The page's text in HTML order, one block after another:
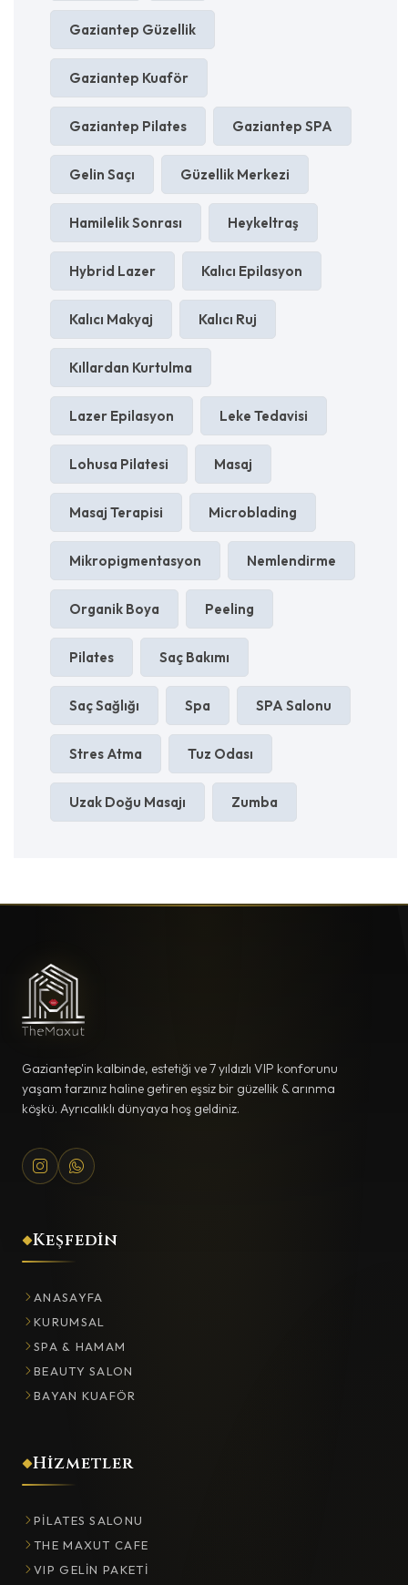
Gaziantep Güzellik
Gaziantep Kuaför
Gaziantep Pilates Gaziantep SPA
Gelin Saçı Güzellik Merkezi
Hamilelik Sonrası Heykeltraş
Hybrid Lazer Kalıcı Epilasyon
Kalıcı Makyaj Kalıcı Ruj
Kıllardan Kurtulma
Lazer Epilasyon Leke Tedavisi
Lohusa Pilatesi Masaj
Masaj Terapisi Microblading
Mikropigmentasyon Nemlendirme
Organik Boya Peeling
Pilates Saç Bakımı
Saç Sağlığı Spa SPA Salonu
Stres Atma Tuz Odası
Uzak Doğu Masajı Zumba
Gaziantep'in kalbinde, estetiği ve 7 yıldızlı VIP konforunu
yaşam tarzınız haline getiren eşsiz bir güzellik & arınma
köşkü. Ayrıcalıklı dünyaya hoş geldiniz.
Keşfedin
ANASAYFA
KURUMSAL
SPA & HAMAM
BEAUTY SALON
BAYAN KUAFÖR
Hizmetler
PILATES SALONU
THE MAXUT CAFE
VIP GELIN PAKETI